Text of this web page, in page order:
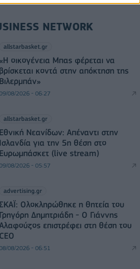
NETWORK
allstarbasket.gr
«Η οικογένεια Μπας φέρεται να
βρίσκεται κοντά στην απόκτηση της
Βιλερμπάν»
08/2026 - 06:27
allstarbasket.gr
Εθνική Νεανίδων: Απέναντι στην
Ισλανδία για την 5η θέση στο
Ευρωμπάσκετ (live stream)
08/2026 - 05:57
advertising.gr
Ολοκληρώθηκε η θητεία του
Γρηγόρη Δημητριάδη - Ο Γιάννης
επιστρέφει στη θέση του
CEO
08/2026 - 06:51